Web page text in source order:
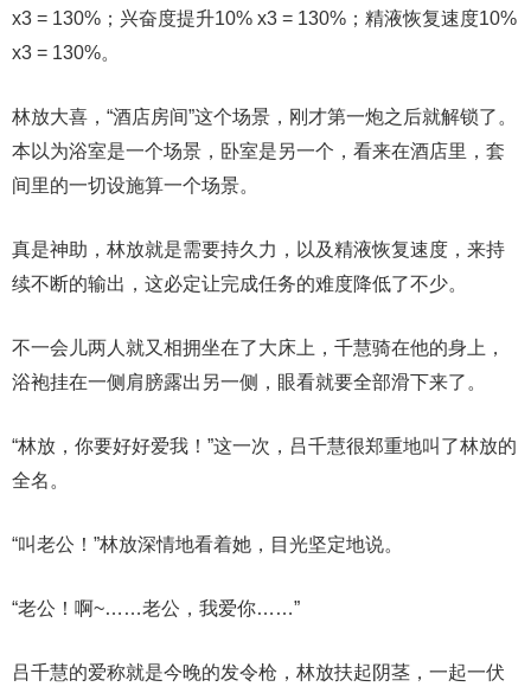
x3 = 130%；兴奋度提升10% x3 = 130%；精液恢复速度10%
x3 = 130%。
林放大喜，“酒店房间”这个场景，刚才第一炮之后就解锁了。
本以为浴室是一个场景，卧室是另一个，看来在酒店里，套
间里的一切设施算一个场景。
真是神助，林放就是需要持久力，以及精液恢复速度，来持
续不断的输出，这必定让完成任务的难度降低了不少。
不一会儿两人就又相拥坐在了大床上，千慧骑在他的身上，
浴袍挂在一侧肩膀露出另一侧，眼看就要全部滑下来了。
“林放，你要好好爱我！”这一次，吕千慧很郑重地叫了林放的
全名。
“叫老公！”林放深情地看着她，目光坚定地说。
“老公！啊~……老公，我爱你……”
吕千慧的爱称就是今晚的发令枪，林放扶起阴茎，一起一伏